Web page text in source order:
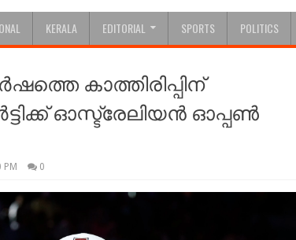
KERALA EDITORIAL SPORTS POLITICS
കാത്തിരിപ്പിന്
ഓസ്ട്രേലിയന്‍ ഓപ്പണ്‍
0